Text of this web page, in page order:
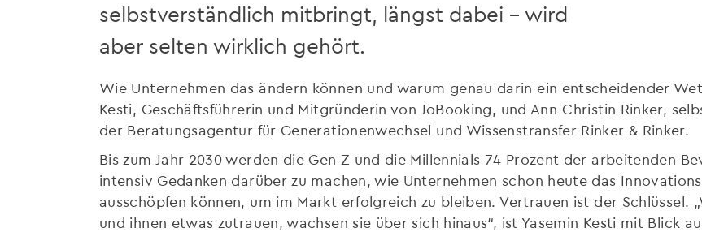
selbstverständlich mitbringt, längst dabei – wird
aber selten wirklich gehört.
Wie Unternehmen das ändern können und warum genau darin ein entscheidender
Kesti, Geschäftsführerin und Mitgründerin von JoBooking, und Ann-Christin Rinker,
der Beratungsagentur für Generationenwechsel und Wissenstransfer Rinker & Rinker.
Bis zum Jahr 2030 werden die Gen Z und die Millennials 74 Prozent der arbeitenden
intensiv Gedanken darüber zu machen, wie Unternehmen schon heute das
ausschöpfen können, um im Markt erfolgreich zu bleiben. Vertrauen ist der Schlüssel.
und ihnen etwas zutrauen, wachsen sie über sich hinaus“, ist Yasemin Kesti mit Blick